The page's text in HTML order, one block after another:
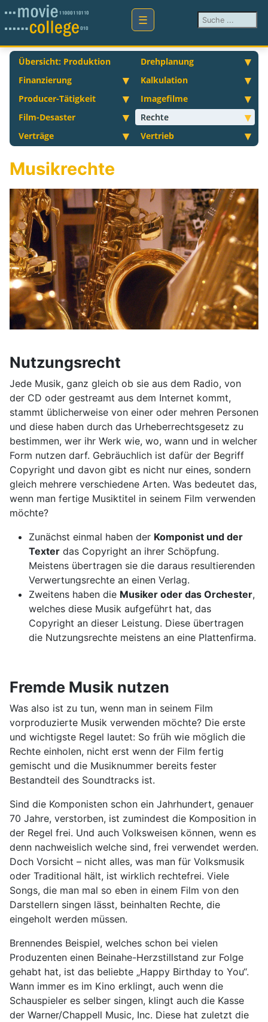
Suchen ...
Übersicht: Produktion
Drehplanung
Finanzierung
Kalkulation
Producer-Tätigkeit
Imagefilme
Film-Desaster
Rechte
Verträge
Vertrieb
Musikrechte
Nutzungsrecht
Jede Musik, ganz gleich ob sie aus dem Radio, von
der CD oder gestreamt aus dem Internet kommt,
stammt üblicherweise von einer oder mehren Personen
und diese haben durch das Urheberrechtsgesetz zu
bestimmen, wer ihr Werk wie, wo, wann und in welcher
Form nutzen darf. Gebräuchlich ist dafür der Begriff
Copyright und davon gibt es nicht nur eines, sondern
gleich mehrere verschiedene Arten. Was bedeutet das,
wenn man fertige Musiktitel in seinem Film verwenden
möchte?
Zunächst einmal haben der Komponist und der
Texter das Copyright an ihrer Schöpfung.
Meistens übertragen sie die daraus resultierenden
Verwertungsrechte an einen Verlag.
Zweitens haben die Musiker oder das Orchester,
welches diese Musik aufgeführt hat, das
Copyright an dieser Leistung. Diese übertragen
die Nutzungsrechte meistens an eine Plattenfirma.
Fremde Musik nutzen
Was also ist zu tun, wenn man in seinem Film
vorproduzierte Musik verwenden möchte? Die erste
und wichtigste Regel lautet: So früh wie möglich die
Rechte einholen, nicht erst wenn der Film fertig
gemischt und die Musiknummer bereits fester
Bestandteil des Soundtracks ist.
Sind die Komponisten schon ein Jahrhundert, genauer
70 Jahre, verstorben, ist zumindest die Komposition in
der Regel frei. Und auch Volksweisen können, wenn es
denn nachweislich welche sind, frei verwendet werden.
Doch Vorsicht – nicht alles, was man für Volksmusik
oder Traditional hält, ist wirklich rechtefrei. Viele
Songs, die man mal so eben in einem Film von den
Darstellern singen lässt, beinhalten Rechte, die
eingeholt werden müssen.
Brennendes Beispiel, welches schon bei vielen
Produzenten einen Beinahe-Herzstillstand zur Folge
gehabt hat, ist das beliebte „Happy Birthday to You“.
Wann immer es im Kino erklingt, auch wenn die
Schauspieler es selber singen, klingt auch die Kasse
der Warner/Chappell Music, Inc. Diese hat zuletzt die